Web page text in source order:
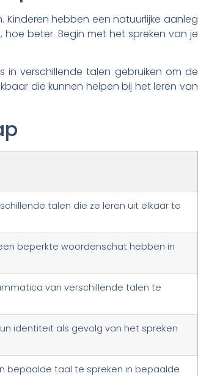
hebben een natuurlijke aanleg
beter. Begin met het spreken van je
in verschillende talen gebruiken om de
die kunnen helpen bij het leren van
talen die ze leren uit elkaar te
beperkte woordenschat hebben in
van verschillende talen te
identiteit als gevolg van het spreken
bepaalde taal te spreken in bepaalde